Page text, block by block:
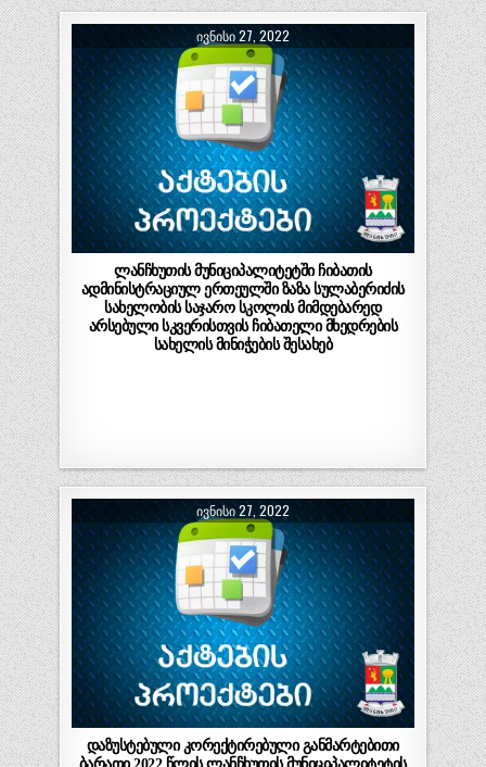
ᲘᲕᲜᲘᲡᲘ 27, 2022
ლანჩხუთის მუნიციპალიტეტში ჩიბათის
ადმინისტრაციულ ერთეულში ზაზა სულაბერიძის
სახელობის საჯარო სკოლის მიმდებარედ
არსებული სკვერისთვის ჩიბათელი მხედრების
სახელის მინიჭების შესახებ
ᲘᲕᲜᲘᲡᲘ 27, 2022
დაზუსტებული კორექტირებული განმარტებითი